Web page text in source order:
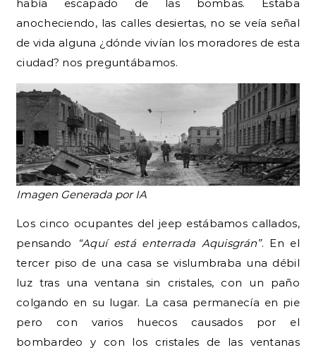
había escapado de las bombas. Estaba
anocheciendo, las calles desiertas, no se veía señal
de vida alguna ¿dónde vivían los moradores de esta
ciudad? nos preguntábamos.
Imagen Generada por IA
Los cinco ocupantes del jeep estábamos callados,
pensando
“Aquí está enterrada Aquisgrán”. En el
tercer piso de una casa se vislumbraba una débil
luz tras una ventana sin cristales, con un paño
colgando en su lugar. La casa permanecía en pie
pero con varios huecos causados por el
bombardeo y con los cristales de las ventanas